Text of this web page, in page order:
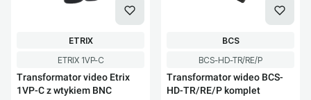
Kod produktu
ETRIX 1VP-C
Transformator video Etrix
1VP-C z wtykiem BNC
PRODUCENT
ETRIX
Kod produktu
BCS-HD-TR/RE/P
Transformator wideo BCS-
HD-TR/RE/P komplet
PRODUCENT
BCS